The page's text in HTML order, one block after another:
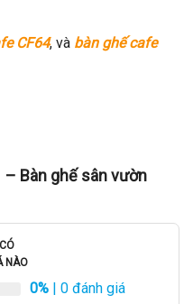
CF64, và bàn ghế cafe
– Bàn ghế sân vườn
NÀO
0% | 0 đánh giá